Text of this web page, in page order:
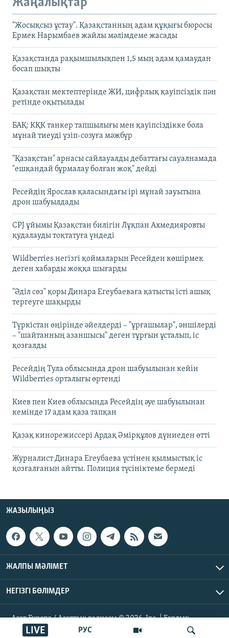
РУС
LIVE
Жаңалықтар
"Жосықсыз ұстау". Қазақстанның адам құқығы бюросы
Ермек Нарымбаев жайлы мәлімдеме жасады
Қазақстанда рақымшылықпен 1,5 мың адам қамаудан
босап шықты
Қазақстан мектептерінде ЖИ, цифрлық қауіпсіздік пән
ретінде оқытылады
БАҚ: КҚК танкер тапшылығы мен қауіпсіздікке бола
мұнай тиеуді үзіп-созуға мәжбүр
"Қазақстан" арнасы сайлауалды дебаттағы сауалнамада
"ешқандай бұрмалау болған жоқ" дейді
Ресейдің Ярослав қаласындағы ірі мұнай зауытына
дрон шабуылдады
CPJ ұйымы Қазақстан билігін Лұқпан Ахмедияровты
қудалауды тоқтатуға үндеді
Wildberries негізгі қоймаларын Ресейден көшірмек
деген хабарды жоққа шығарды
"Әділ сөз" қоры Динара Егеубаеваға қатысты істі ашық
тергеуге шақырды
Түркістан өңірінде әйелдерді – "ұрғашылар", әншілерді
– "шайтанның азаншысы" деген тұрғын ұсталып, іс
қозғалды
Ресейдің Тула облысында дрон шабуылынан кейін
Wildberries орталығы өртенді
Киев пен Киев облысында Ресейдің әуе шабуылынан
кемінде 17 адам қаза тапқан
Қазақ кинорежиссері Ардақ Әмірқұлов дүниеден өтті
Журналист Динара Егеубаева үстінен қылмыстық іс
қозғалғанын айтты. Полиция түсініктеме бермеді
ЖАЗЫЛЫҢЫЗ
ЖАЛПЫ МӘЛІМЕТ
НЕГІЗГІ БӨЛІМДЕР
Азат Еуропа / Азаттық радиосы © 2026, Inc. | Барлық
құқықтары қорғалған